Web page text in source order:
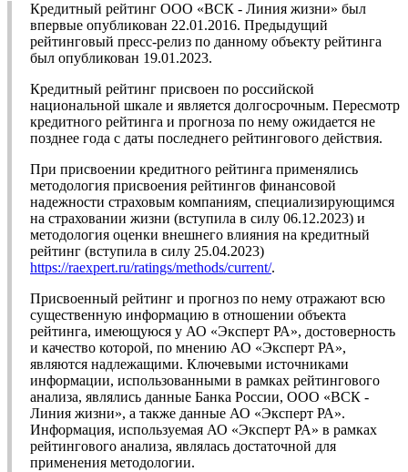
Кредитный рейтинг ООО «ВСК - Линия жизни» был
впервые опубликован 22.01.2016. Предыдущий
рейтинговый пресс-релиз по данному объекту рейтинга
был опубликован 19.01.2023.
Кредитный рейтинг присвоен по российской
национальной шкале и является долгосрочным. Пересмотр
кредитного рейтинга и прогноза по нему ожидается не
позднее года с даты последнего рейтингового действия.
При присвоении кредитного рейтинга применялись
методология присвоения рейтингов финансовой
надежности страховым компаниям, специализирующимся
на страховании жизни (вступила в силу 06.12.2023) и
методология оценки внешнего влияния на кредитный
рейтинг (вступила в силу 25.04.2023)
https://raexpert.ru/ratings/methods/current/.
Присвоенный рейтинг и прогноз по нему отражают всю
существенную информацию в отношении объекта
рейтинга, имеющуюся у АО «Эксперт РА», достоверность
и качество которой, по мнению АО «Эксперт РА»,
являются надлежащими. Ключевыми источниками
информации, использованными в рамках рейтингового
анализа, являлись данные Банка России, ООО «ВСК -
Линия жизни», а также данные АО «Эксперт РА».
Информация, используемая АО «Эксперт РА» в рамках
рейтингового анализа, являлась достаточной для
применения методологии.